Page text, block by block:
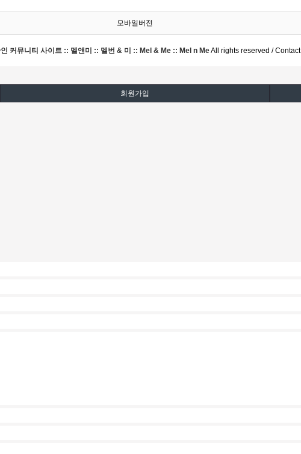
모바일버전
커뮤니티 사이트 :: 멜앤미 :: 멜번 & 미 :: Mel & Me :: Mel n MeAll rights reserved / Contact
회원가입